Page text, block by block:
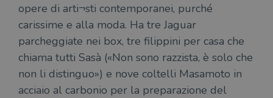
opere di arti¬sti contemporanei, purché
carissime e alla moda. Ha tre Jaguar
parcheggiate nei box, tre filippini per casa che
chiama tutti Sasà («Non sono razzista, è solo che
non li distinguo») e nove coltelli Masamoto in
acciaio al carbonio per la preparazione del